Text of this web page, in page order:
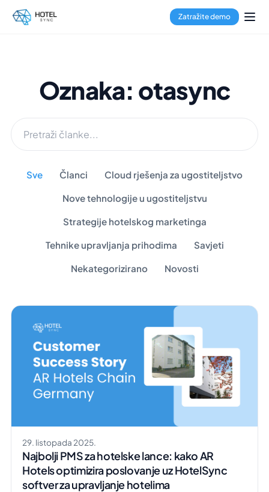
Zatražite demo
Oznaka: otasync
Sve Članci Cloud rješenja za ugostiteljstvo
Nove tehnologije u ugostiteljstvu
Strategije hotelskog marketinga
Tehnike upravljanja prihodima Savjeti
Nekategorizirano Novosti
29. listopada 2025.
Najbolji PMS za hotelske lance: kako AR
Hotels optimizira poslovanje uz HotelSync
softver za upravljanje hotelima